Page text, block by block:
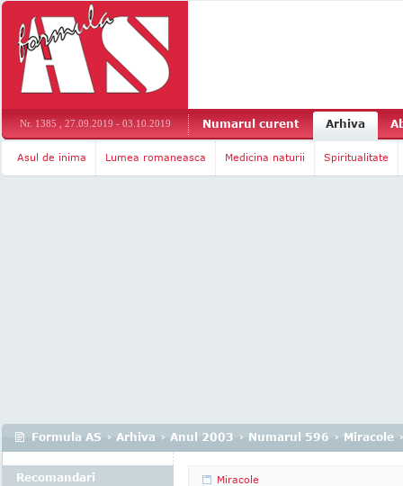
Nr. 1385 , 27.09.2019 - 03.10.2019 Numarul curent Arhiva
Asul de inima Lumea romaneasca Medicina naturii Spiritualitate
Formula AS › Arhiva › Anul 2003 › Numarul 596 › Miracole
Miracole
Recomandari